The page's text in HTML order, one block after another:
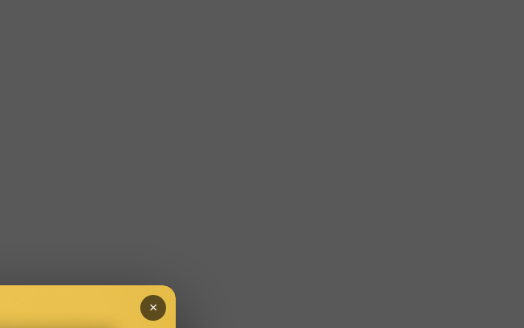
×